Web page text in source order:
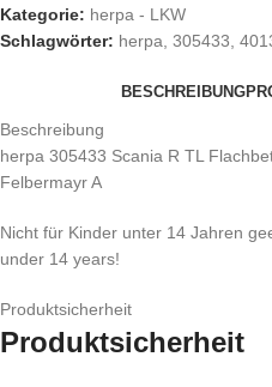
Kategorie: herpa - LKW
Schlagwörter: herpa, 305433,
BESCHREIBUNG
Beschreibung
herpa 305433 Scania R TL
Felbermayr A
Nicht für Kinder unter 14 Jahren
under 14 years!
Produktsicherheit
Produktsicherheit